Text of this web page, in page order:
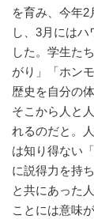
を育み、今年
し、3月には
した。学生た
がり」「ホン
歴史を自分の
そこから人と
れるのだと。
は知り得ない
に説得力を持
と共にあった
ことには意味